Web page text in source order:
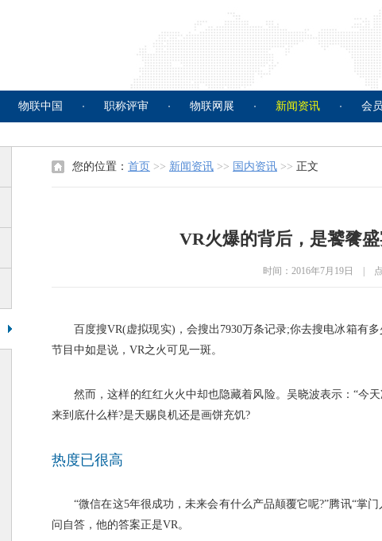
物联中国 职称评审 物联网展 新闻资讯 会
您的位置： 首页 >> 新闻资讯 >> 国内资讯 >> 正文
VR火爆的背后，是饕餮
时间：2016年7月19日 |
百度搜VR(虚拟现实)，会搜出7930万条记录;你去搜电冰箱有多
节目中如是说，VR之火可见一斑。
然而，这样的红红火火中却也隐藏着风险。吴晓波表示：“今天
来到底什么样?是天赐良机还是画饼充饥?
热度已很高
“微信在这5年很成功，未来会有什么产品颠覆它呢?”腾讯“掌门
问自答，他的答案正是VR。